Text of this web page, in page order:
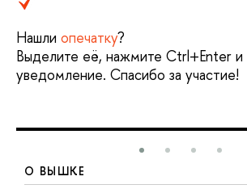
Нашли опечатку?
Выделите её, нажмите Ctrl+Enter и
уведомление. Спасибо за участие!
О ВЫШКЕ